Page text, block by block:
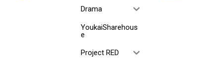
Drama
YoukaiSharehous
e
Project RED